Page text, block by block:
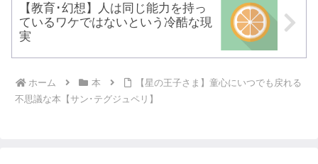
【教育･幻想】人は同じ能力を持っ
ているワケではないという冷酷な現
実
ホーム 本
【星の王子さま】童心にいつでも戻れる
不思議な本【サン･テグジュペリ】